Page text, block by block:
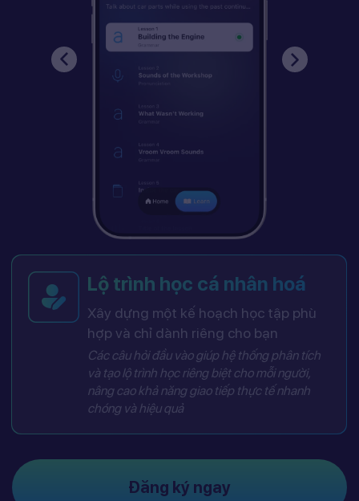
Lộ trình học cá nhân hoá
Xây dựng một kế hoạch học tập phù
hợp và chỉ dành riêng cho bạn
Các câu hỏi đầu vào giúp hệ thống phân tích
và tạo lộ trình học riêng biệt cho mỗi người,
nâng cao khả năng giao tiếp thực tế nhanh
chóng và hiệu quả
Đăng ký ngay